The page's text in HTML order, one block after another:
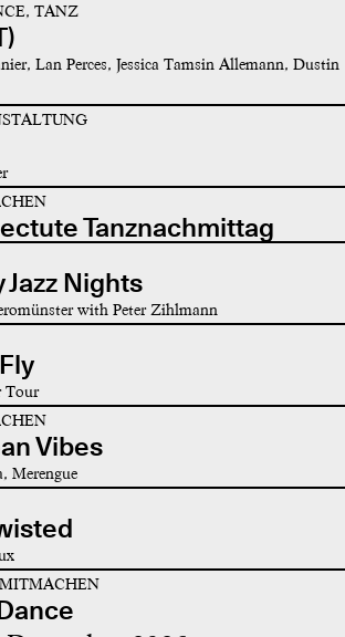
TANZ
Lan Perces, Jessica Tamsin Allemann, Dustin
Tanznachmittag
Nights
with Peter Zihlmann
Tour
Vibes
Merengue